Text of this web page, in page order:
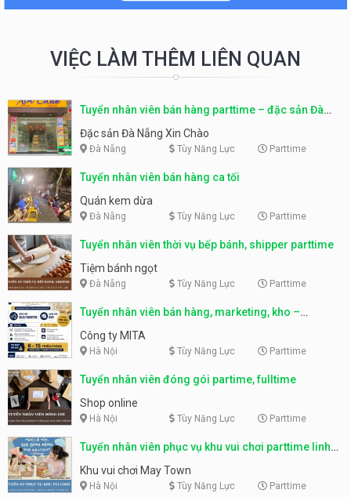
VIỆC LÀM THÊM LIÊN QUAN
Tuyển nhân viên bán hàng parttime – đặc sản Đà
Nẵng
Đặc sản Đà Nẵng Xin Chào
Đà Nẵng Tùy Năng Lực Parttime
Tuyển nhân viên bán hàng ca tối
Quán kem dừa
Đà Nẵng Tùy Năng Lực Parttime
Tuyển nhân viên thời vụ bếp bánh, shipper parttime
Tiệm bánh ngọt
Đà Nẵng Tùy Năng Lực Parttime
Tuyển nhân viên bán hàng, marketing, kho –
parttime, fulltime
Công ty MITA
Hà Nội Tùy Năng Lực Parttime
Tuyển nhân viên đóng gói partime, fulltime
Shop online
Hà Nội Tùy Năng Lực Parttime
Tuyển nhân viên phục vụ khu vui chơi parttime linh
động
Khu vui chơi May Town
Hà Nội Tùy Năng Lực Parttime